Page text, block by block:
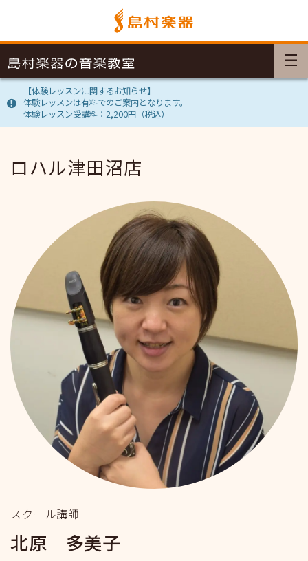
【体験レッスンに関するお知らせ】
体験レッスンは有料でのご案内となります。
体験レッスン受講料：2,200円（税込）
ロハル津田沼店
スクール講師
北原 多美子